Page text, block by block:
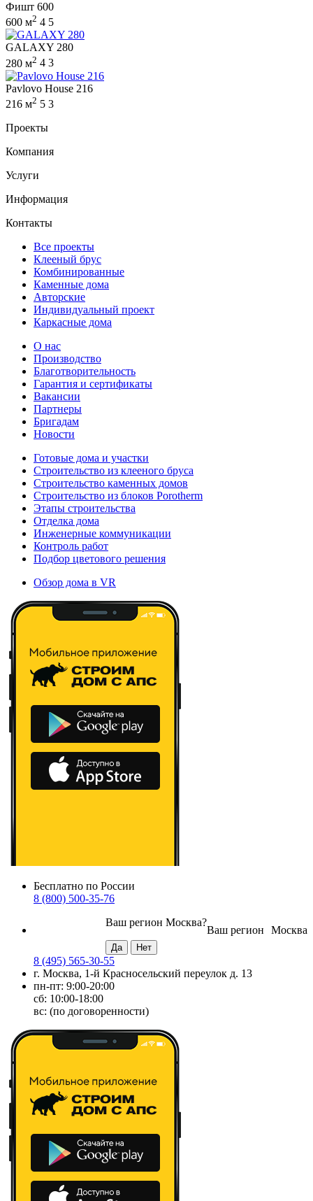
Фишт 600
600 м2 4 5
GALAXY 280
280 м2 4 3
Pavlovo House 216
216 м2 5 3
Проекты
Компания
Услуги
Информация
Контакты
Все проекты
Клееный брус
Комбинированные
Каменные дома
Авторские
Индивидуальный проект
Каркасные дома
О нас
Производство
Благотворительность
Гарантия и сертификаты
Вакансии
Партнеры
Бригадам
Новости
Готовые дома и участки
Строительство из клееного бруса
Строительство каменных домов
Строительство из блоков Porotherm
Этапы строительства
Отделка дома
Инженерные коммуникации
Контроль работ
Подбор цветового решения
Обзор дома в VR
Бесплатно по России
8 (800) 500-35-76
Москва
Ваш регион
Ваш регион Москва?
8 (495) 565-30-55
г. Москва, 1-й Красносельский переулок д. 13
пн-пт: 9:00-20:00
сб: 10:00-18:00
вс: (по договоренности)